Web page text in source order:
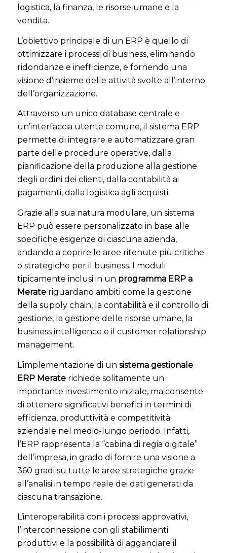
logistica, la finanza, le risorse umane e la
vendita.
L’obiettivo principale di un ERP è quello di
ottimizzare i processi di business, eliminando
ridondanze e inefficienze, e fornendo una
visione d’insieme delle attività svolte all’interno
dell’organizzazione.
Attraverso un unico database centrale e
un’interfaccia utente comune, il sistema ERP
permette di integrare e automatizzare gran
parte delle procedure operative, dalla
pianificazione della produzione alla gestione
degli ordini dei clienti, dalla contabilità ai
pagamenti, dalla logistica agli acquisti.
Grazie alla sua natura modulare, un sistema
ERP può essere personalizzato in base alle
specifiche esigenze di ciascuna azienda,
andando a coprire le aree ritenute più critiche
o strategiche per il business. I moduli
tipicamente inclusi in un programma ERP a
Merate riguardano ambiti come la gestione
della supply chain, la contabilità e il controllo di
gestione, la gestione delle risorse umane, la
business intelligence e il customer relationship
management.
L’implementazione di un sistema gestionale
ERP Merate richiede solitamente un
importante investimento iniziale, ma consente
di ottenere significativi benefici in termini di
efficienza, produttività e competitività
aziendale nel medio-lungo periodo. Infatti,
l’ERP rappresenta la “cabina di regia digitale”
dell’impresa, in grado di fornire una visione a
360 gradi su tutte le aree strategiche grazie
all’analisi in tempo reale dei dati generati da
ciascuna transazione.
L’interoperabilità con i processi approvativi,
l’interconnessione con gli stabilimenti
produttivi e la possibilità di agganciare il